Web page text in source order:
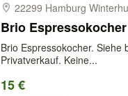
22299 Hamburg
Brio
Brio Espressokocher. Siehe
Privatverkauf. Keine...
15 €